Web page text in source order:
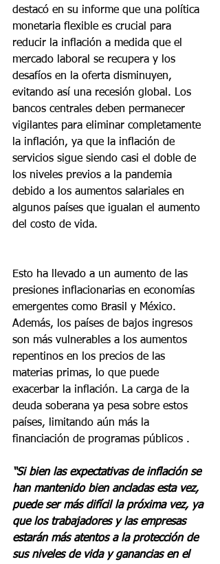
destacó en su informe que una política
monetaria flexible es crucial para
reducir la inflación a medida que el
mercado laboral se recupera y los
desafíos en la oferta disminuyen,
evitando así una recesión global. Los
bancos centrales deben permanecer
vigilantes para eliminar completamente
la inflación, ya que la inflación de
servicios sigue siendo casi el doble de
los niveles previos a la pandemia
debido a los aumentos salariales en
algunos países que igualan el aumento
del costo de vida.
Esto ha llevado a un aumento de las
presiones inflacionarias en economías
emergentes como Brasil y México.
Además, los países de bajos ingresos
son más vulnerables a los aumentos
repentinos en los precios de las
materias primas, lo que puede
exacerbar la inflación. La carga de la
deuda soberana ya pesa sobre estos
países, limitando aún más la
financiación de programas públicos .
“Si bien las expectativas de inflación se
han mantenido bien ancladas esta vez,
puede ser más difícil la próxima vez, ya
que los trabajadores y las empresas
estarán más atentos a la protección de
sus niveles de vida y ganancias en el